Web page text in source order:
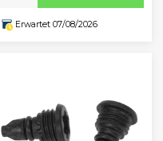
Erwartet 07/08/2026